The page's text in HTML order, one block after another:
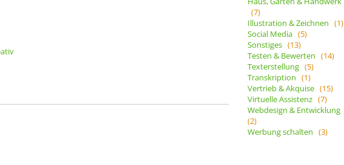
(7)
Illustration & Zeichnen (1)
Social Media (5)
Sonstiges (13)
Testen & Bewerten (14)
Texterstellung (5)
Transkription (1)
Vertrieb & Akquise (15)
Virtuelle Assistenz (7)
Webdesign & Entwicklung
(2)
Werbung schalten (3)